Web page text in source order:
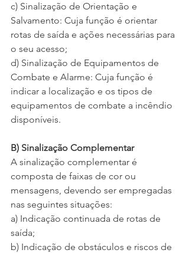
c) Sinalização de Orientação e
Salvamento: Cuja função é orientar
rotas de saída e ações necessárias para
o seu acesso;
d) Sinalização de Equipamentos de
Combate e Alarme: Cuja função é
indicar a localização e os tipos de
equipamentos de combate a incêndio
disponíveis.
B) Sinalização Complementar
A sinalização complementar é
composta de faixas de cor ou
mensagens, devendo ser empregadas
nas seguintes situações:
a) Indicação continuada de rotas de
saída;
b) Indicação de obstáculos e riscos de